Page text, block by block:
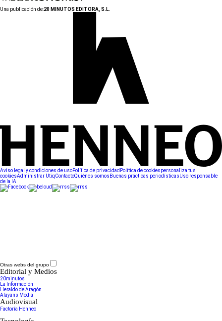
Una publicación de:20 MINUTOS EDITORA, S.L.
Aviso legal y condiciones de usoPolítica de privacidad Política de cookiespersonaliza tus
cookiesAdministrar UtiqContactoQuiénes somos Buenas prácticas periodísticasUso responsable
de la IA
Otras webs del grupo
Editorial y Medios
20minutos
La Información
Heraldo de Aragón
Alayans Media
Audiovisual
Factoría Henneo